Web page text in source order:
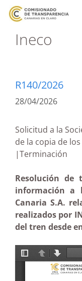
Ineco
R140/2026
28/04/2026
Solicitud a la
de la copia de
Resolución de
información a
Canaria S.A.
realizados por
del tren desde